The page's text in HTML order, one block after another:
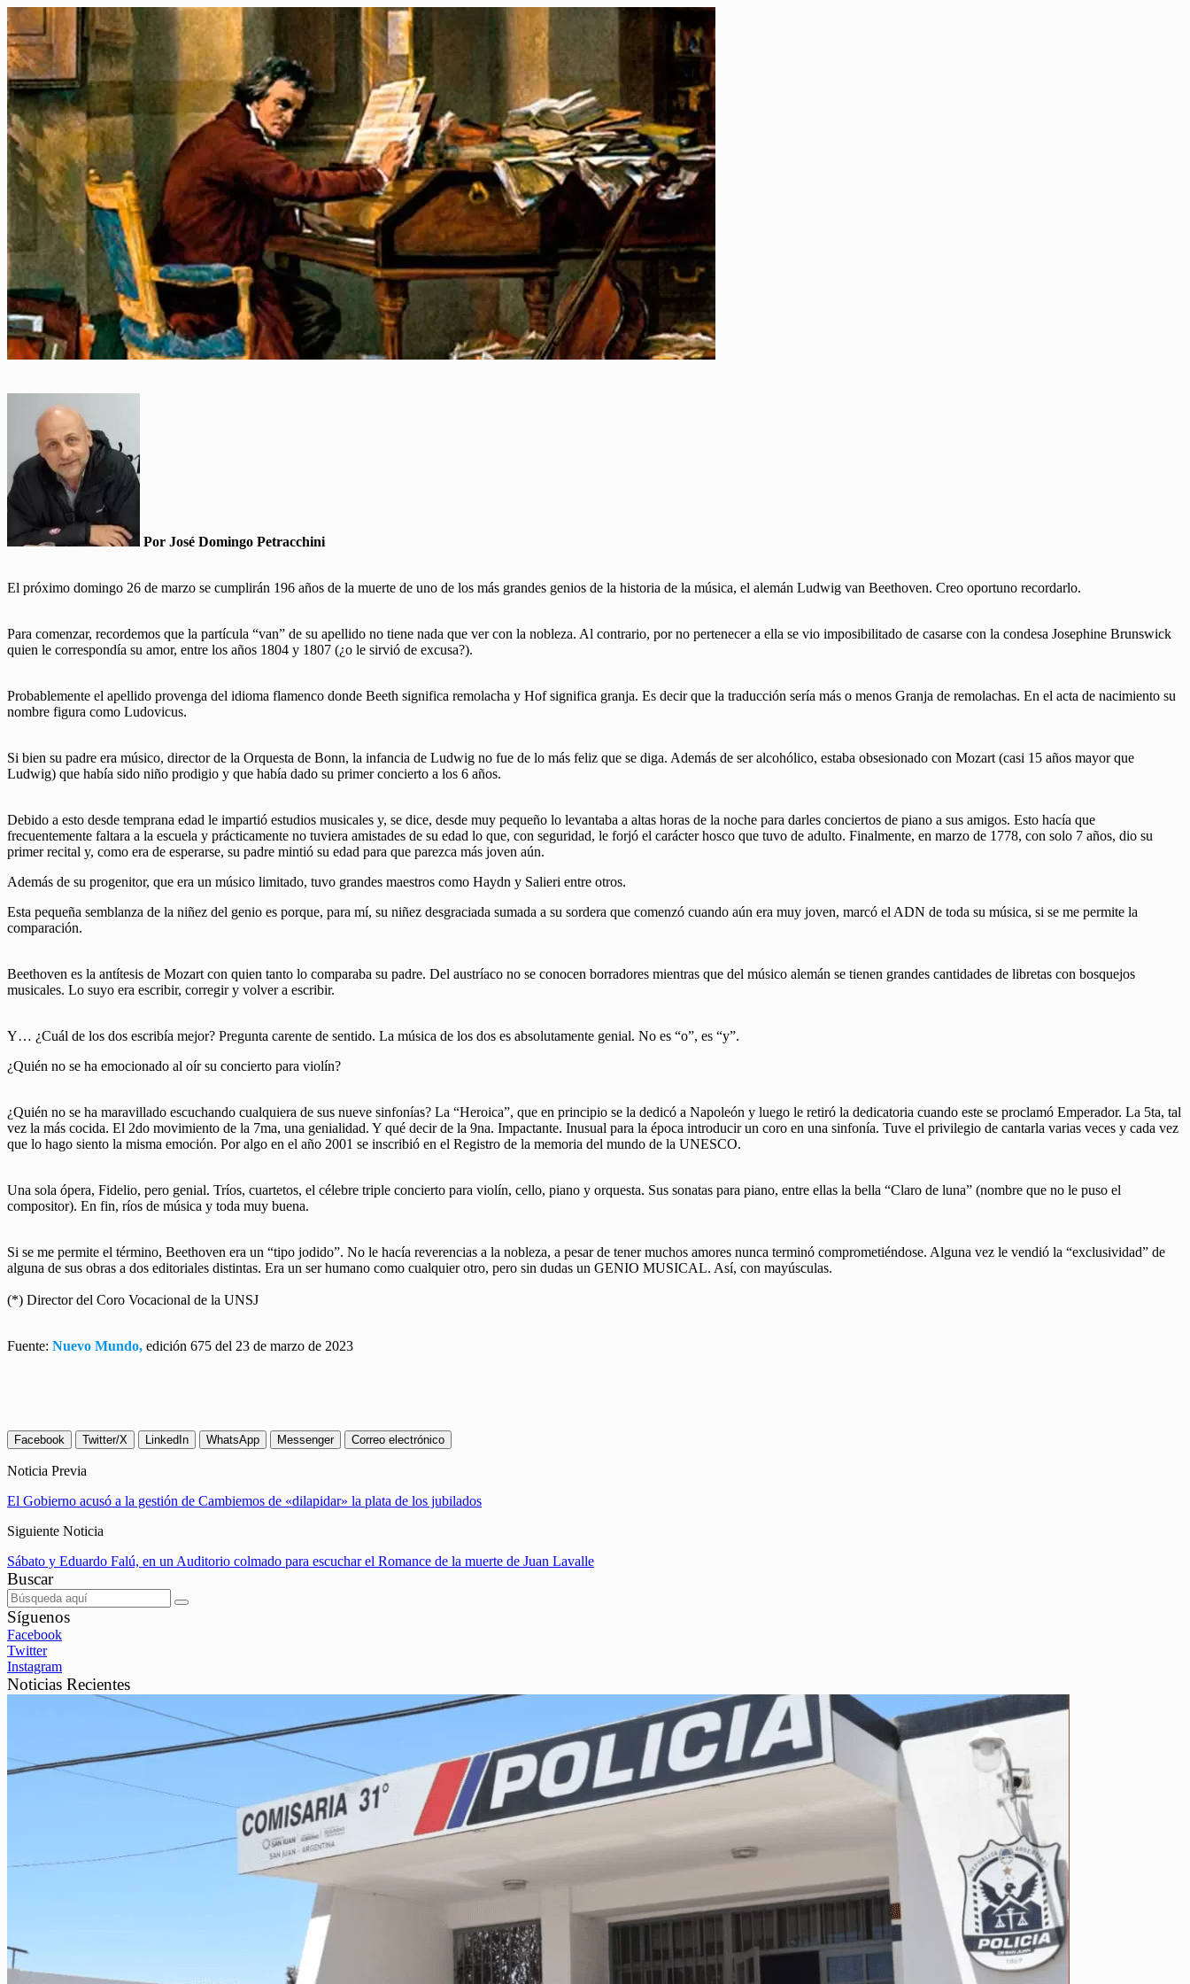
Por José Domingo Petracchini
El próximo domingo 26 de marzo se cumplirán 196 años de la muerte de uno de los más grandes genios de la historia de la música, el alemán Ludwig van Beethoven. Creo oportuno recordarlo.
Para comenzar, recordemos que la partícula “van” de su apellido no tiene nada que ver con la nobleza. Al contrario, por no pertenecer a ella se vio imposibilitado de casarse con la condesa Josephine Brunswick
quien le correspondía su amor, entre los años 1804 y 1807 (¿o le sirvió de excusa?).
Probablemente el apellido provenga del idioma flamenco donde Beeth significa remolacha y Hof significa granja. Es decir que la traducción sería más o menos Granja de remolachas. En el acta de nacimiento su
nombre figura como Ludovicus.
Si bien su padre era músico, director de la Orquesta de Bonn, la infancia de Ludwig no fue de lo más feliz que se diga. Además de ser alcohólico, estaba obsesionado con Mozart (casi 15 años mayor que
Ludwig) que había sido niño prodigio y que había dado su primer concierto a los 6 años.
Debido a esto desde temprana edad le impartió estudios musicales y, se dice, desde muy pequeño lo levantaba a altas horas de la noche para darles conciertos de piano a sus amigos. Esto hacía que
frecuentemente faltara a la escuela y prácticamente no tuviera amistades de su edad lo que, con seguridad, le forjó el carácter hosco que tuvo de adulto. Finalmente, en marzo de 1778, con solo 7 años, dio su
primer recital y, como era de esperarse, su padre mintió su edad para que parezca más joven aún.
Además de su progenitor, que era un músico limitado, tuvo grandes maestros como Haydn y Salieri entre otros.
Esta pequeña semblanza de la niñez del genio es porque, para mí, su niñez desgraciada sumada a su sordera que comenzó cuando aún era muy joven, marcó el ADN de toda su música, si se me permite la
comparación.
Beethoven es la antítesis de Mozart con quien tanto lo comparaba su padre. Del austríaco no se conocen borradores mientras que del músico alemán se tienen grandes cantidades de libretas con bosquejos
musicales. Lo suyo era escribir, corregir y volver a escribir.
Y… ¿Cuál de los dos escribía mejor? Pregunta carente de sentido. La música de los dos es absolutamente genial. No es “o”, es “y”.
¿Quién no se ha emocionado al oír su concierto para violín?
¿Quién no se ha maravillado escuchando cualquiera de sus nueve sinfonías? La “Heroica”, que en principio se la dedicó a Napoleón y luego le retiró la dedicatoria cuando este se proclamó Emperador. La 5ta, tal
vez la más cocida. El 2do movimiento de la 7ma, una genialidad. Y qué decir de la 9na. Impactante. Inusual para la época introducir un coro en una sinfonía. Tuve el privilegio de cantarla varias veces y cada vez
que lo hago siento la misma emoción. Por algo en el año 2001 se inscribió en el Registro de la memoria del mundo de la UNESCO.
Una sola ópera, Fidelio, pero genial. Tríos, cuartetos, el célebre triple concierto para violín, cello, piano y orquesta. Sus sonatas para piano, entre ellas la bella “Claro de luna” (nombre que no le puso el
compositor). En fin, ríos de música y toda muy buena.
Si se me permite el término, Beethoven era un “tipo jodido”. No le hacía reverencias a la nobleza, a pesar de tener muchos amores nunca terminó comprometiéndose. Alguna vez le vendió la “exclusividad” de
alguna de sus obras a dos editoriales distintas. Era un ser humano como cualquier otro, pero sin dudas un GENIO MUSICAL. Así, con mayúsculas.
(*) Director del Coro Vocacional de la UNSJ
Fuente: Nuevo Mundo, edición 675 del 23 de marzo de 2023
Facebook Twitter/X LinkedIn WhatsApp Messenger Correo electrónico
Noticia Previa
El Gobierno acusó a la gestión de Cambiemos de «dilapidar» la plata de los jubilados
Siguiente Noticia
Sábato y Eduardo Falú, en un Auditorio colmado para escuchar el Romance de la muerte de Juan Lavalle
Buscar
Síguenos
Facebook
Twitter
Instagram
Noticias Recientes